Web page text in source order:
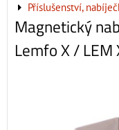
Příslušenství,
Magnetický
Lemfo X / LEM